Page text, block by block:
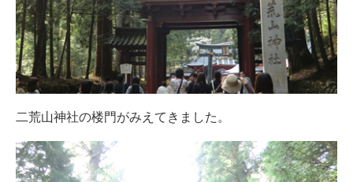
二荒山神社の楼門がみえてきました。